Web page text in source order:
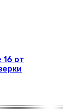
16 от